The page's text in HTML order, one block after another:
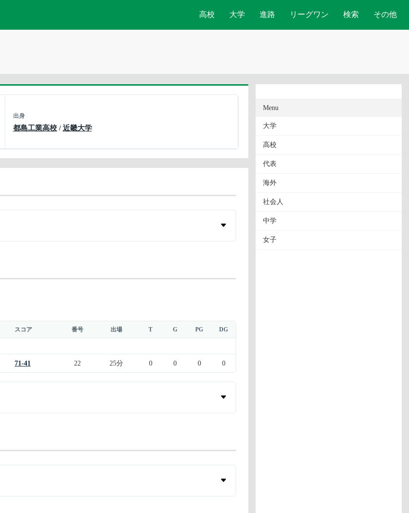
高校 大学 進路 リーグワン 検索 その他
出身
都島工業高校/近畿大学
スコア 番号 出場 T G PG DG
71-41 22 25分 0 0 0 0
Menu
大学
高校
代表
海外
社会人
中学
女子